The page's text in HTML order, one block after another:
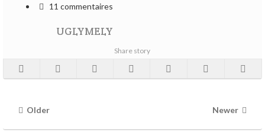
11 commentaires
UGLYMELY
Share story
Older Newer